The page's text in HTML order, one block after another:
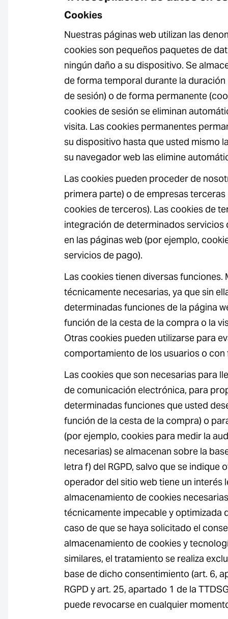
Cookies
Nuestras páginas web utilizan las
cookies son pequeños paquetes de
ningún daño a su dispositivo. Se
de forma temporal durante la duración
de sesión) o de forma permanente
cookies de sesión se eliminan
visita. Las cookies permanentes
su dispositivo hasta que usted mismo
su navegador web las elimine
Las cookies pueden proceder de
primera parte) o de empresas
cookies de terceros). Las cookies de
integración de determinados servicios
en las páginas web (por ejemplo,
servicios de pago).
Las cookies tienen diversas funciones.
técnicamente necesarias, ya que sin
determinadas funciones de la página
función de la cesta de la compra o la
Otras cookies pueden utilizarse para
comportamiento de los usuarios o
Las cookies que son necesarias para
de comunicación electrónica, para
determinadas funciones que usted
función de la cesta de la compra) o
(por ejemplo, cookies para medir la
necesarias) se almacenan sobre la
letra f) del RGPD, salvo que se indique
operador del sitio web tiene un interés
almacenamiento de cookies
técnicamente impecable y optimizada
caso de que se haya solicitado el
almacenamiento de cookies y
similares, el tratamiento se realiza
base de dicho consentimiento (art. 6,
RGPD y art. 25, apartado 1 de la
puede revocarse en cualquier